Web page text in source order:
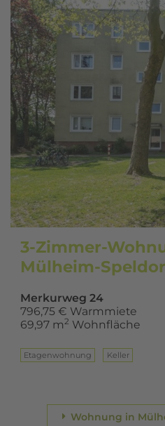
3-Zimmer-
Mülheim-
Merkurweg 24
796,75 € Warmmiete
69,97 m2 Wohnfläche
Eta­gen­woh­nung Keller
Wohnung in